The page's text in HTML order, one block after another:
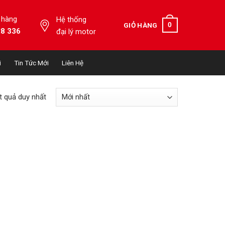
336
Hệ thống
đại lý motor
GIỎ HÀNG 0
Tin Tức Mới Liên Hệ
quả duy nhất